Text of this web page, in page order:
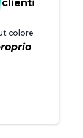
colore
clienti